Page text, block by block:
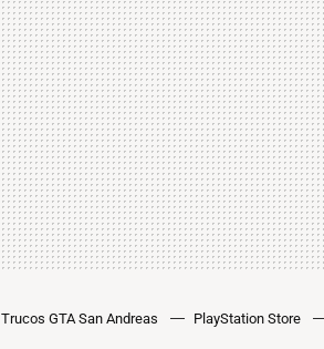
Trucos GTA San Andreas PlayStation Store